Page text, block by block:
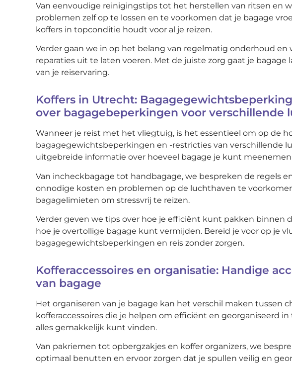
Van eenvoudige reinigingstips tot het herstellen van ritsen en
problemen zelf op te lossen en te voorkomen dat je bagage
koffers in topconditie houdt voor al je reizen.
Verder gaan we in op het belang van regelmatig onderhoud
reparaties uit te laten voeren. Met de juiste zorg gaat je
van je reiservaring.
Koffers in Utrecht:
over bagagebeperkingen voor verschillende
Wanneer je reist met het vliegtuig, is het essentieel om op de
bagagegewichtsbeperkingen en -restricties van verschillende
uitgebreide informatie over hoeveel bagage je kunt
Van incheckbagage tot handbagage, we bespreken de regels
onnodige kosten en problemen op de luchthaven te
bagagelimieten om stressvrij te reizen.
Verder geven we tips over hoe je efficiënt kunt pakken binnen
hoe je overtollige bagage kunt vermijden. Bereid je voor op je
bagagegewichtsbeperkingen en reis zonder zorgen.
Kofferaccessoires en organisatie: Handige
van bagage
Het organiseren van je bagage kan het verschil maken tussen
kofferaccessoires die je helpen om efficiënt en georganiseerd
alles gemakkelijk kunt vinden.
Van pakriemen tot opbergzakjes en koffer organizers, we
optimaal benutten en ervoor zorgen dat je spullen veilig en